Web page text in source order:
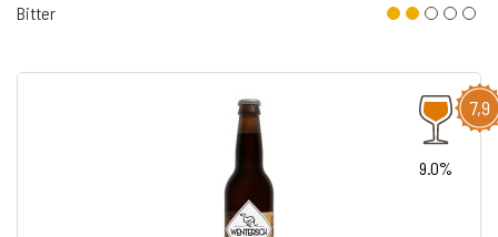
Bitter
7,9
9.0%